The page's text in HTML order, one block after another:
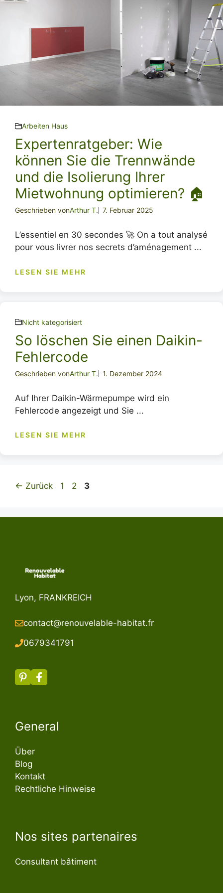
Arbeiten Haus
Expertenratgeber: Wie
können Sie die Trennwände
und die Isolierung Ihrer
Mietwohnung optimieren? 🏠
Geschrieben vonArthur T. 7. Februar 2025
L’essentiel en 30 secondes 🚀 On a tout analysé
pour vous livrer nos secrets d’aménagement ...
LESEN SIE MEHR
Nicht kategorisiert
So löschen Sie einen Daikin-
Fehlercode
Geschrieben vonArthur T. 1. Dezember 2024
Auf Ihrer Daikin-Wärmepumpe wird ein
Fehlercode angezeigt und Sie ...
LESEN SIE MEHR
← Zurück Seite
1 Seite
2 Seite
3
Lyon, FRANKREICH
contact@renouvelable-habitat.fr
0679341791
General
Über
Blog
Kontakt
Rechtliche Hinweise
Nos sites partenaires
Consultant bâtiment